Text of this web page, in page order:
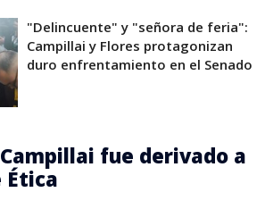
"Delincuente" y "señora de feria":
Campillai y Flores protagonizan
duro enfrentamiento en el Senado
fue derivado a
Ética